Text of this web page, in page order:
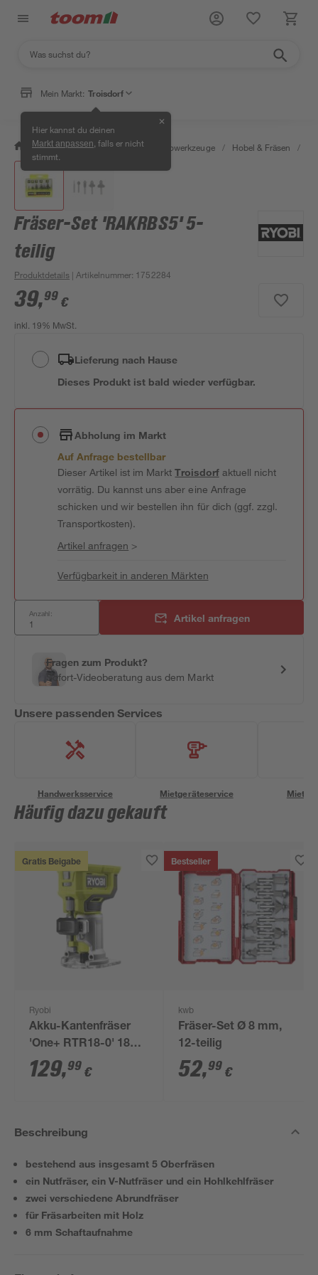
Mein Markt: Troisdorf
Hier kannst du deinen
Markt anpassen , falls er nicht
stimmt.
✕
/ Werkstatt & Maschinen / Elektrowerkzeuge / Hobel & Fräsen /
Fräser-Set 'RAKRBS5' 5-
teilig
Produktdetails | Artikelnummer: 1752284
39,99 €
inkl. 19% MwSt.
Lieferung nach Hause
Dieses Produkt ist bald wieder verfügbar.
Abholung im Markt
Auf Anfrage bestellbar
Dieser Artikel ist im MarktTroisdorfaktuell nicht
vorrätig. Du kannst uns aber eine Anfrage
schicken und wir bestellen ihn für dich (ggf. zzgl.
Transportkosten).
Artikel anfragen >
Verfügbarkeit in anderen Märkten
Anzahl: Artikel anfragen
Fragen zum Produkt?
Sofort-Videoberatung aus dem Markt
Unsere passenden Services
Handwerksservice Mietgeräteservice
Häufig dazu gekauft
Gratis Beigabe
Ryobi
Akku-Kantenfräser
'One+ RTR18-0' 18V
ohne Akku und
Ladegerät
129,99 €
Bestseller
kwb
Fräser-Set Ø 8 mm,
12-teilig
52,99 €
Beschreibung
bestehend aus insgesamt 5 Oberfräsen
ein Nutfräser, ein V-Nutfräser und ein Hohlkehlfräser
zwei verschiedene Abrundfräser
für Fräsarbeiten mit Holz
6 mm Schaftaufnahme